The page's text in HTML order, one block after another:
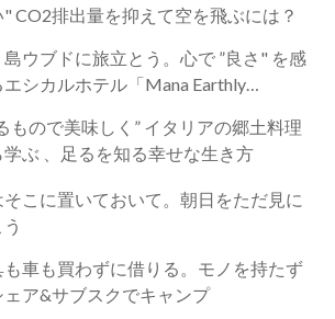
" CO2排出量を抑えて空を飛ぶには？
ウブドに旅立とう。心で ”良さ" を感
エシカルホテル「Mana Earthly
もので美味しく” イタリアの郷土料理
学ぶ 、足るを知る幸せな生き方
そこに置いておいて。朝日をただ見に
も車も買わずに借りる。モノを持たず
ェア&サブスクでキャンプ